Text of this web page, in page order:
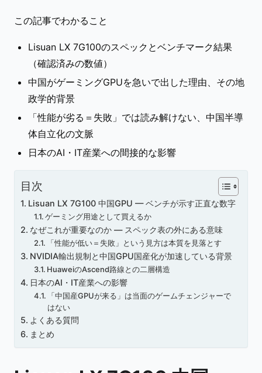
この記事でわかること
Lisuan LX 7G100のスペックとベンチマーク結果
（確認済みの数値）
中国がゲーミングGPUを急いで出した理由、その地
政学的背景
「性能が劣る＝失敗」では読み解けない、中国半導
体自立化の文脈
日本のAI・IT産業への間接的な影響
目次
Lisuan LX 7G100 中国GPU — ベンチが示す正直な数字
ゲーミング用途として買えるか
なぜこれが重要なのか — スペック表の外にある意味
「性能が低い＝失敗」という見方は本質を見落とす
NVIDIA輸出規制と中国GPU国産化が加速している背景
HuaweiのAscend路線との二層構造
日本のAI・IT産業への影響
「中国産GPUが来る」は当面のゲームチェンジャーで
はない
よくある質問
まとめ